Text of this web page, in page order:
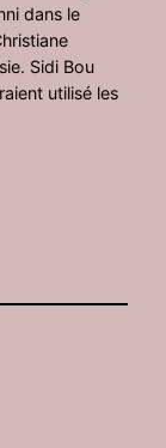
dans le
Sidi Bou
utilisé les